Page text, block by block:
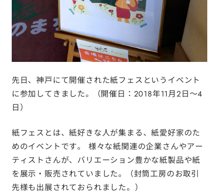
先日、神戸にて開催された紙フェスというイベント
に参加してきました。 （開催日：2018年11月2日～4
日）
紙フェスとは、紙好きな人が集まる、紙愛好家のた
めのイベントです。 様々な紙関連の企業さんやアー
ティストさんが、バリエーション豊かな紙製品や紙
を展示・販売されていました。 （封筒工房のお取引
先様も出展されておられました。）